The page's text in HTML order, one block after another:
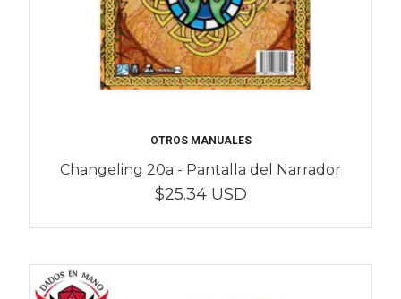
OTROS MANUALES
Changeling 20a - Pantalla del Narrador
$25.34 USD